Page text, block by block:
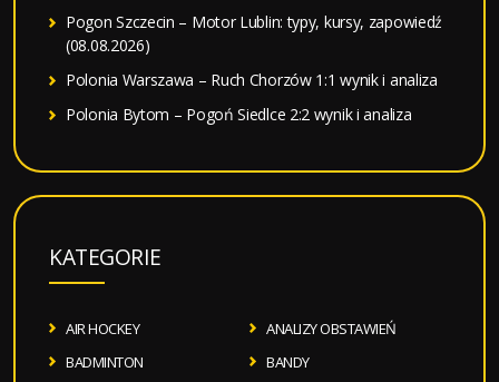
Pogon Szczecin – Motor Lublin: typy, kursy, zapowiedź
(08.08.2026)
Polonia Warszawa – Ruch Chorzów 1:1 wynik i analiza
Polonia Bytom – Pogoń Siedlce 2:2 wynik i analiza
KATEGORIE
AIR HOCKEY
ANALIZY OBSTAWIEŃ
BADMINTON
BANDY